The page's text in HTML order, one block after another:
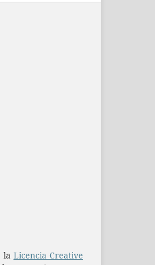
la Licencia Creative